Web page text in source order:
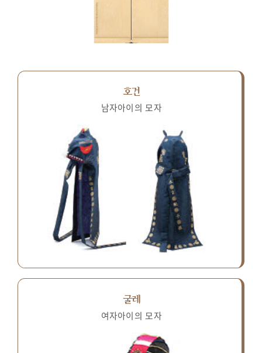
호건
남자아이의 모자
굴레
여자아이의 모자